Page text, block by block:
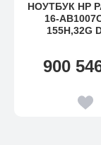
НОУТБУК HP
16-
155H,32G
900